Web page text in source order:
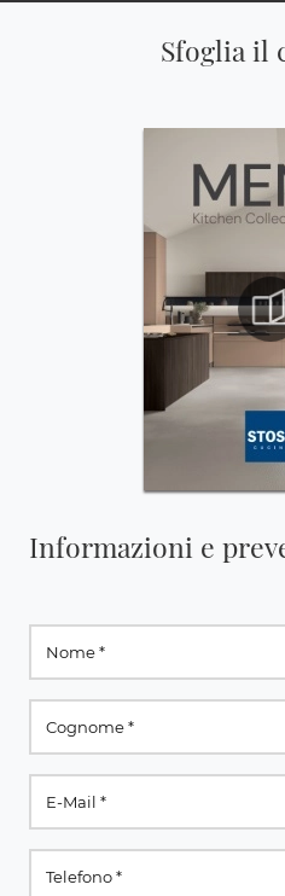
Sfoglia il
Informazioni e